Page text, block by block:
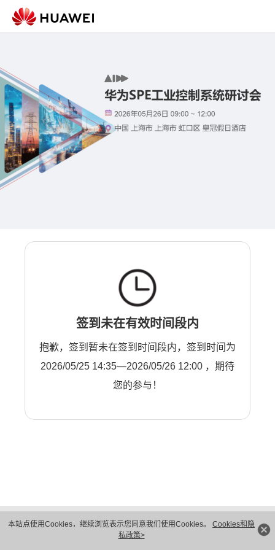
本站点使用Cookies，继续浏览表示您同意我们使用Cookies。 Cookies和隐
私政策>
签到未在有效时间段内
抱歉，签到暂未在签到时间段内，签到时间为
2026/05/25 14:35—2026/05/26 12:00 ，期待
您的参与！
隐私保护
法律声明